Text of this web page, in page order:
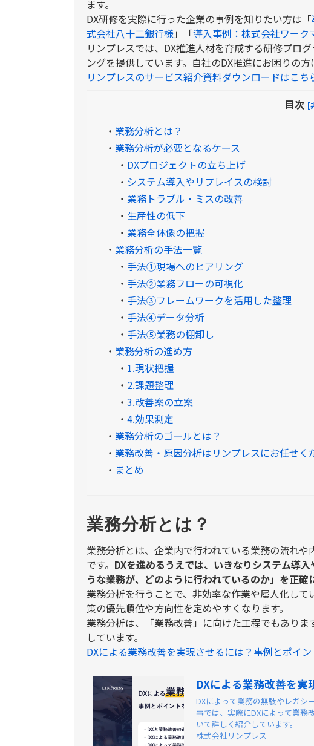
ます。
DX研修を実際に行った企業の事例を知りたい方は「
式会社八十二銀行様」「導入事例：株式会社ワーク
リンプレスでは、DX推進人材を育成する研修プロ
ングを提供しています。自社のDX推進にお困りの方
リンプレスのサービス紹介資料ダウンロードはこち
目次 [
・ 業務分析とは？
・ 業務分析が必要となるケース
・ DXプロジェクトの立ち上げ
・ システム導入やリプレイスの検討
・ 業務トラブル・ミスの改善
・ 生産性の低下
・ 業務全体像の把握
・ 業務分析の手法一覧
・ 手法①現場へのヒアリング
・ 手法②業務フローの可視化
・ 手法③フレームワークを活用した整理
・ 手法④データ分析
・ 手法⑤業務の棚卸し
・ 業務分析の進め方
・ 1.現状把握
・ 2.課題整理
・ 3.改善案の立案
・ 4.効果測定
・ 業務分析のゴールとは？
・ 業務改善・原因分析はリンプレスにお任せく
・ まとめ
業務分析とは？
業務分析とは、企業内で行われている業務の流れ
です。 DXを進めるうえでは、いきなりシステム導
うな業務が、どのように行われているのか」を正確
業務分析を行うことで、非効率な作業や属人化して
策の優先順位や方向性を定めやすくなります。
業務分析は、「業務改善」に向けた工程でもあり
しています。
DXによる業務改善を実現させるには？事例とポイ
DXによる業務改善を
DXによって業務の無駄やレガシ
事では、実際にDXによって業務
いて詳しく紹介しています。
株式会社リンプレス